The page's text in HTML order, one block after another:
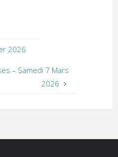
2026
– Samedi 7 Mars
2026